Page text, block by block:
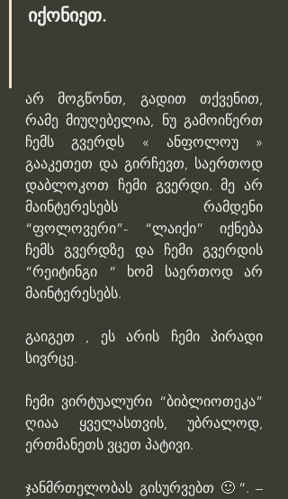
იქონიეთ.
არ მოგწონთ, გადით თქვენით,
რამე მიუღებელია, ნუ გამოიწერთ
ჩემს გვერდს « ანფოლოუ »
გააკეთეთ და გირჩევთ, საერთოდ
დაბლოკოთ ჩემი გვერდი. მე არ
მაინტერესებს რამდენი
“ფოლოვერი”- “ლაიქი” იქნება
ჩემს გვერდზე და ჩემი გვერდის
“რეიტინგი “ ხომ საერთოდ არ
მაინტერესებს.
გაიგეთ , ეს არის ჩემი პირადი
სივრცე.
ჩემი ვირტუალური “ბიბლიოთეკა”
ღიაა ყველასთვის, უბრალოდ,
ერთმანეთს ვცეთ პატივი.
ჯანმრთელობას გისურვებთ 🙂“. –